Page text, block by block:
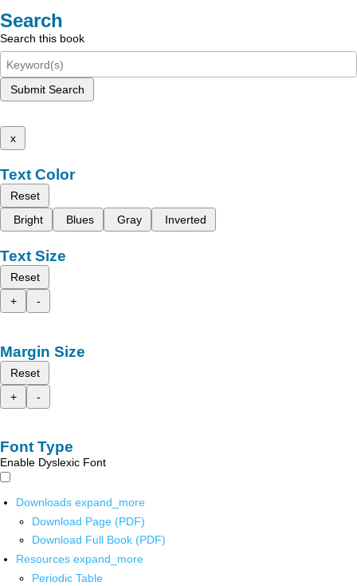
Search
Search this book
Submit Search
x
Text Color
Reset
Bright
Blues Gray Inverted
Text Size
Reset
+
-
Margin Size
Reset
+
-
Font Type
Enable Dyslexic Font
Downloads expand_more
Download Page (PDF)
Download Full Book (PDF)
Resources expand_more
Periodic Table